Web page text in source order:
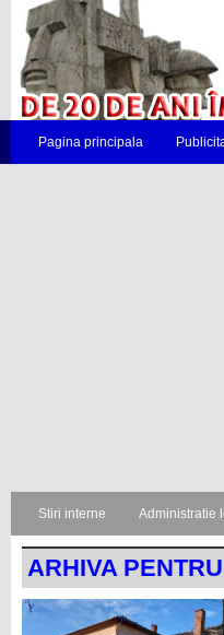
Pagina principala
Stiri interne Administratie
ARHIVA